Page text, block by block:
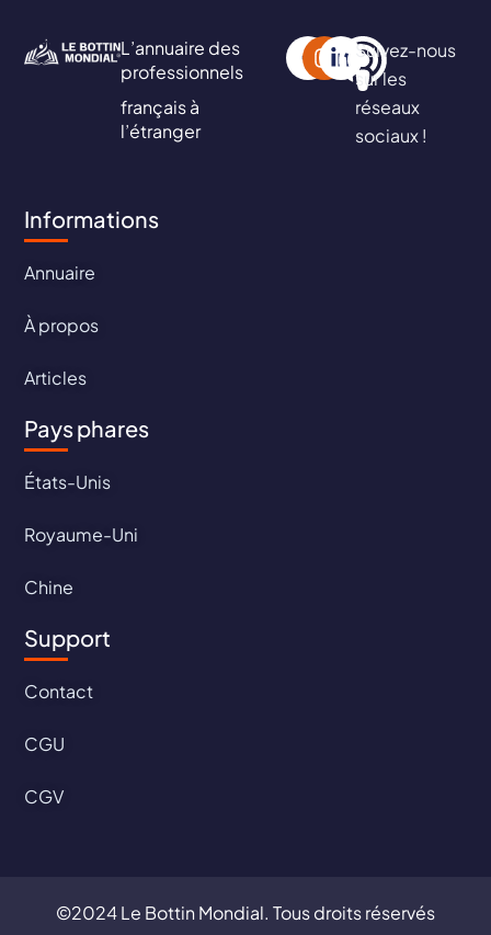
L’annuaire des
professionnels
français à
l’étranger
Suivez-nous
sur les
réseaux
sociaux !
Informations
Annuaire
À propos
Articles
Pays phares
États-Unis
Royaume-Uni
Chine
Support
Contact
CGU
CGV
©2024 Le Bottin Mondial. Tous droits réservés